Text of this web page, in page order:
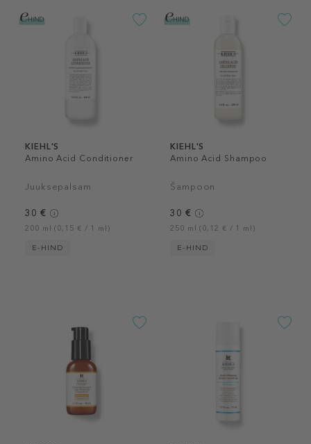
KIEHL'S
Amino Acid Conditioner
Juuksepalsam
30 €
200 ml (0,15 € / 1 ml)
E-HIND
KIEHL'S
Amino Acid Shampoo
Šampoon
30 €
250 ml (0,12 € / 1 ml)
E-HIND